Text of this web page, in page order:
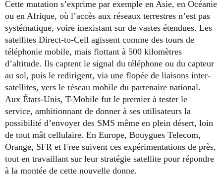
Cette mutation s’exprime par exemple en Asie, en Océanie
ou en Afrique, où l’accès aux réseaux terrestres n’est pas
systématique, voire inexistant sur de vastes étendues. Les
satellites Direct-to-Cell agissent comme des tours de
téléphonie mobile, mais flottant à 500 kilomètres
d’altitude. Ils captent le signal du téléphone ou du capteur
au sol, puis le redirigent, via une flopée de liaisons inter-
satellites, vers le réseau mobile du partenaire national.
Aux États-Unis, T-Mobile fut le premier à tester le
service, ambitionnant de donner à ses utilisateurs la
possibilité d’envoyer des SMS même en plein désert, loin
de tout mât cellulaire. En Europe, Bouygues Telecom,
Orange, SFR et Free suivent ces expérimentations de près,
tout en travaillant sur leur stratégie satellite pour répondre
à la montée de cette nouvelle donne.